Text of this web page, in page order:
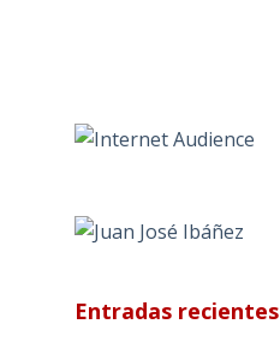
Entradas recientes